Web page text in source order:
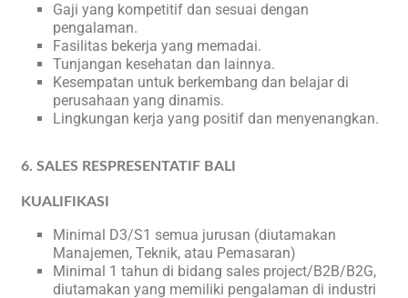
Gaji yang kompetitif dan sesuai dengan
pengalaman.
Fasilitas bekerja yang memadai.
Tunjangan kesehatan dan lainnya.
Kesempatan untuk berkembang dan belajar di
perusahaan yang dinamis.
Lingkungan kerja yang positif dan menyenangkan.
6. SALES RESPRESENTATIF BALI
KUALIFIKASI
Minimal D3/S1 semua jurusan (diutamakan
Manajemen, Teknik, atau Pemasaran)
Minimal 1 tahun di bidang sales project/B2B/B2G,
diutamakan yang memiliki pengalaman di industri